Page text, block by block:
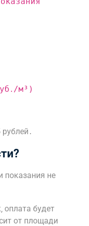
м³)
показания не
оплата будет
от площади